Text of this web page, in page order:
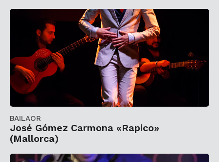
BAILAOR
José Gómez Carmona «Rapico»
(Mallorca)